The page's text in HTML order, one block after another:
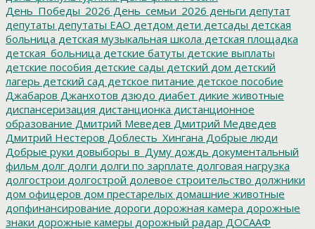
День_Победы_2026 День_семьи_2026 деньги депутат
депутаты депутаты ЕАО детдом дети детсады детская
больница детская музыкальная школа детская площадка
детская_больница детские батуты детские выплаты
детские пособия детские сады детский дом детский
лагерь детский сад детское питание детское пособие
Джабаров Джанхотов дзюдо диабет дикие животные
диспансеризация дистанционка дистанционное
образование Дмитрий Меведев Дмитрий Медведев
Дмитрий Нестеров Доблесть_Хингана Добрые люди
Добрые руки довыборы_в_Думу дождь документальный
фильм долг долги долги по зарплате долговая нагрузка
долгострои долгострой долевое строительство должники
дом офицеров дом престарелых домашние животные
допфинансирование дороги дорожная камера дорожные
знаки дорожные камеры дорожный радар ДОСААФ